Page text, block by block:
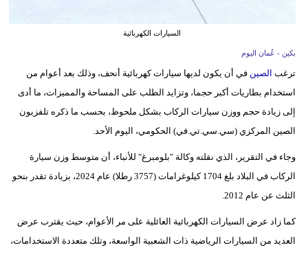
علوم
وتكنولوجيا
بيئة
مدوَّنات
أبراج
سيارات
السيارات الكهربائية
بكين - عُمان اليوم
ترغب الصين في أن يكون لديها سيارات كهربائية أنحف، وذلك بعد أعوام من
استخدام بطاريات أكبر حجما، وتزايد الطلب على المساحة والمميزات، ما أدى
إلى زيادة حجم ووزن سيارات الركاب بشكل ملحوظ، بحسب ما ذكره تلفزيون
الصين المركزي (سي.سي.تي.في) الحكومي، اليوم الأحد.
وجاء في التقرير، الذي نقلته وكالة "بلومبرغ" للأنباء، أن متوسط وزن سيارة
الركاب في البلاد بلغ 1704 كيلوغرامات (3757 رطلا) عام 2024، بزيادة تقدر بنحو
الثلث عن عام 2012.
كما زاد عرض السيارات الكهربائية العائلية على مر الأعوام، حيث يقترب عرض
العديد من السيارات الرياضية ذات الشعبية الواسعة، وتلك متعددة الاستخدامات،